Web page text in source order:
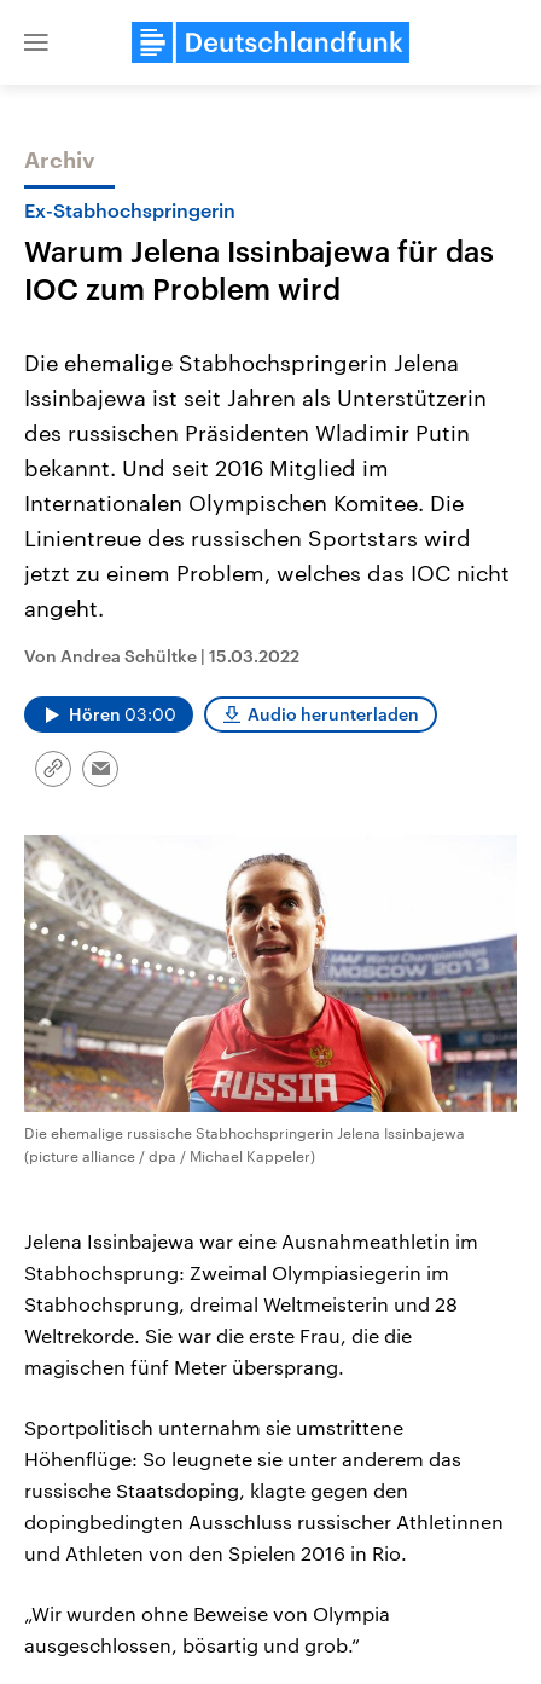
Close
Themen
Landtagswahl Sachsen-Anhalt
2026
Alle Informationen
Sachsen-Anhalt wählt am 6.
September 2026 einen neuen
Landtag. Seit 2021 wird das
Bundesland von einer Koalition aus
Umfragen, Prognosen,
Wahlprogramme, aktuelle Berichte
und Hintergründe zu den Parteien
Wahl.
USA
Aktuelle Beiträge,
Hintergründe
Wirtschaftlich und
gehören die Vereinigten
den mächtigsten Ländern
mit großem Einfluss auf
aktuelle Weltgeschehen.
Sendungen
Archiv
Ex-Stabhochspringerin
Warum Jelena Issinbajewa für das
IOC zum Problem wird
Die ehemalige Stabhochspringerin Jelena
Issinbajewa ist seit Jahren als Unterstützerin
des russischen Präsidenten Wladimir Putin
bekannt. Und seit 2016 Mitglied im
Internationalen Olympischen Komitee. Die
Linientreue des russischen Sportstars wird
jetzt zu einem Problem, welches das IOC nicht
angeht.
Von Andrea Schültke | 15.03.2022
Hören 03:00 Audio herunterladen
Link
Email
Die ehemalige russische Stabhochspringerin Jelena Issinbajewa
(picture alliance / dpa / Michael Kappeler)
Jelena Issinbajewa war eine Ausnahmeathletin im
Stabhochsprung: Zweimal Olympiasiegerin im
Stabhochsprung, dreimal Weltmeisterin und 28
Weltrekorde. Sie war die erste Frau, die die
magischen fünf Meter übersprang.
Sportpolitisch unternahm sie umstrittene
Höhenflüge: So leugnete sie unter anderem das
russische Staatsdoping, klagte gegen den
dopingbedingten Ausschluss russischer Athletinnen
und Athleten von den Spielen 2016 in Rio.
„Wir wurden ohne Beweise von Olympia
ausgeschlossen, bösartig und grob.“